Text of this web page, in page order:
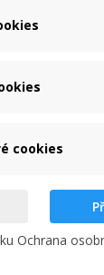
zdarma
PRODUKTU
černé
Vytvořit
cookies
Ochrana